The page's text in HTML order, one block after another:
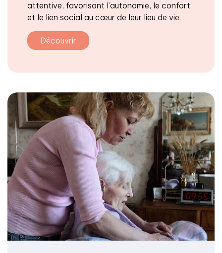
attentive, favorisant l’autonomie, le confort
et le lien social au cœur de leur lieu de vie.
Découvrir